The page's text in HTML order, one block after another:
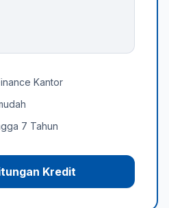
Kantor
7 Tahun
Kredit